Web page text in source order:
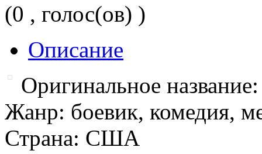
(0 , голос(ов) )
Описание
Оригинальное
Жанр: боевик, комедия,
Страна: США